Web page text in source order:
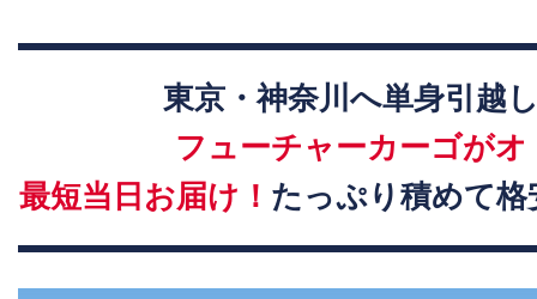
東京・神奈川へ単身引越
フューチャーカーゴがオ
最短当日お届け！ たっぷり積めて